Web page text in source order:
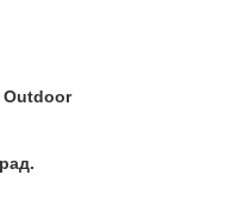
Outdoor